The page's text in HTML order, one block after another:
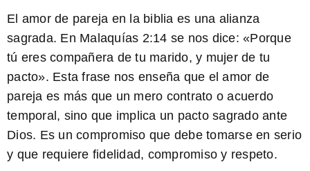
El amor de pareja en la biblia es una alianza
sagrada. En Malaquías 2:14 se nos dice: «Porque
tú eres compañera de tu marido, y mujer de tu
pacto». Esta frase nos enseña que el amor de
pareja es más que un mero contrato o acuerdo
temporal, sino que implica un pacto sagrado ante
Dios. Es un compromiso que debe tomarse en serio
y que requiere fidelidad, compromiso y respeto.